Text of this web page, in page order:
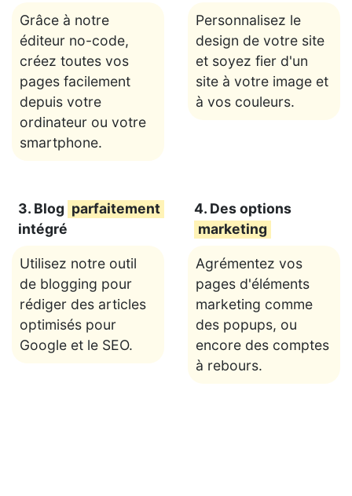
Grâce à notre
éditeur no-code,
créez toutes vos
pages facilement
depuis votre
ordinateur ou votre
smartphone.
Personnalisez le
design de votre site
et soyez fier d'un
site à votre image et
à vos couleurs.
3. Blog parfaitement
intégré
Utilisez notre outil
de blogging pour
rédiger des articles
optimisés pour
Google et le SEO.
4. Des options
marketing
Agrémentez vos
pages d'éléments
marketing comme
des popups, ou
encore des comptes
à rebours.